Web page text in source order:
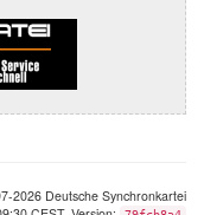
2026 Deutsche Synchronkartei